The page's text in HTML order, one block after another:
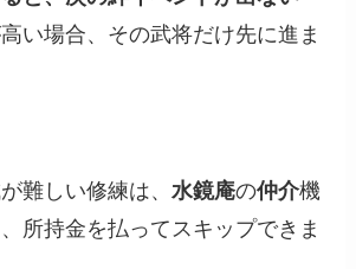
い場合、その武将だけ先に進ま
難しい修練は、水鏡庵の仲介機
所持金を払ってスキップできま